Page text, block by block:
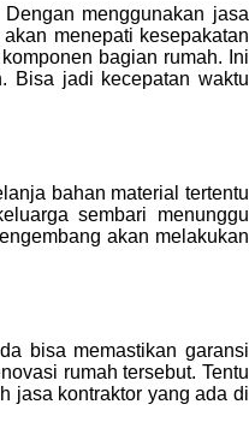
menggunakan jasa
menepati kesepakatan
bagian rumah. Ini
Bisa jadi kecepatan waktu
bahan material tertentu
sembari menunggu
akan melakukan
bisa memastikan garansi
rumah tersebut. Tentu
jasa kontraktor yang ada di